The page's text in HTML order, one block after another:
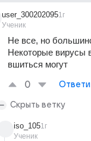
user_300202095
Ученик
1г
Не все, но
Некоторые вирусы
вшиться могут
0
Скрыть ветку
iso_105
Ученик
1г